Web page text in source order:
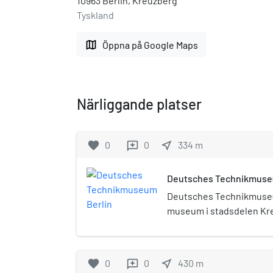
Tyskland
map Öppna på Google Maps
Närliggande platser
favorite 0 reviews 0 near_me 334 m
Deutsches
Deutsches
museum i stadsdelen
Verkehr und Technik, i
stationen Anhalter
favorite 0 reviews 0 near_me 430 m